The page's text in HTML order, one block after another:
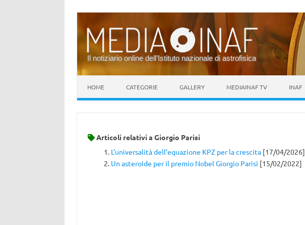
Il notiziario online dell’Istituto nazionale di astrofisica
HOME CATEGORIE GALLERY MEDIAINAF TV INAF
Articoli relativi a Giorgio Parisi
L’universalità dell’equazione KPZ per la crescita[17/04/2026]
Un asteroide per il premio Nobel Giorgio Parisi [15/02/2022]